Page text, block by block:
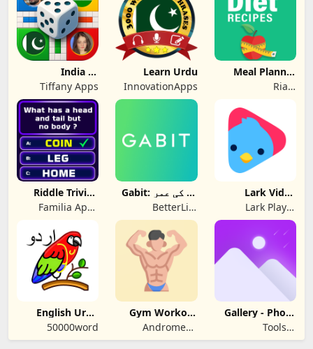
Meal Planner
Diet Recipes
Riafy
Learn Urdu
InnovationApps
India vs
Pakistan Ludo
Online
Tiffany Apps
Lark Video
Player
Lark Player
Studio - Video,
MP4 & Music
Player
Gabit: آپ کی عمر
بڑھانے والا پلیٹ
فارم
BetterLife
Horizons Pvt. Ltd.
Riddle Trivia -
Word Games
Familia Apps
Gallery - Photo
Album
Tools &
Productivity App
Gym Workout
App: Fitness
Fuel
Andromeda
Astronomers
English Urdu
Dictionary
50000word